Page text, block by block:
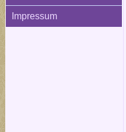
Impressum